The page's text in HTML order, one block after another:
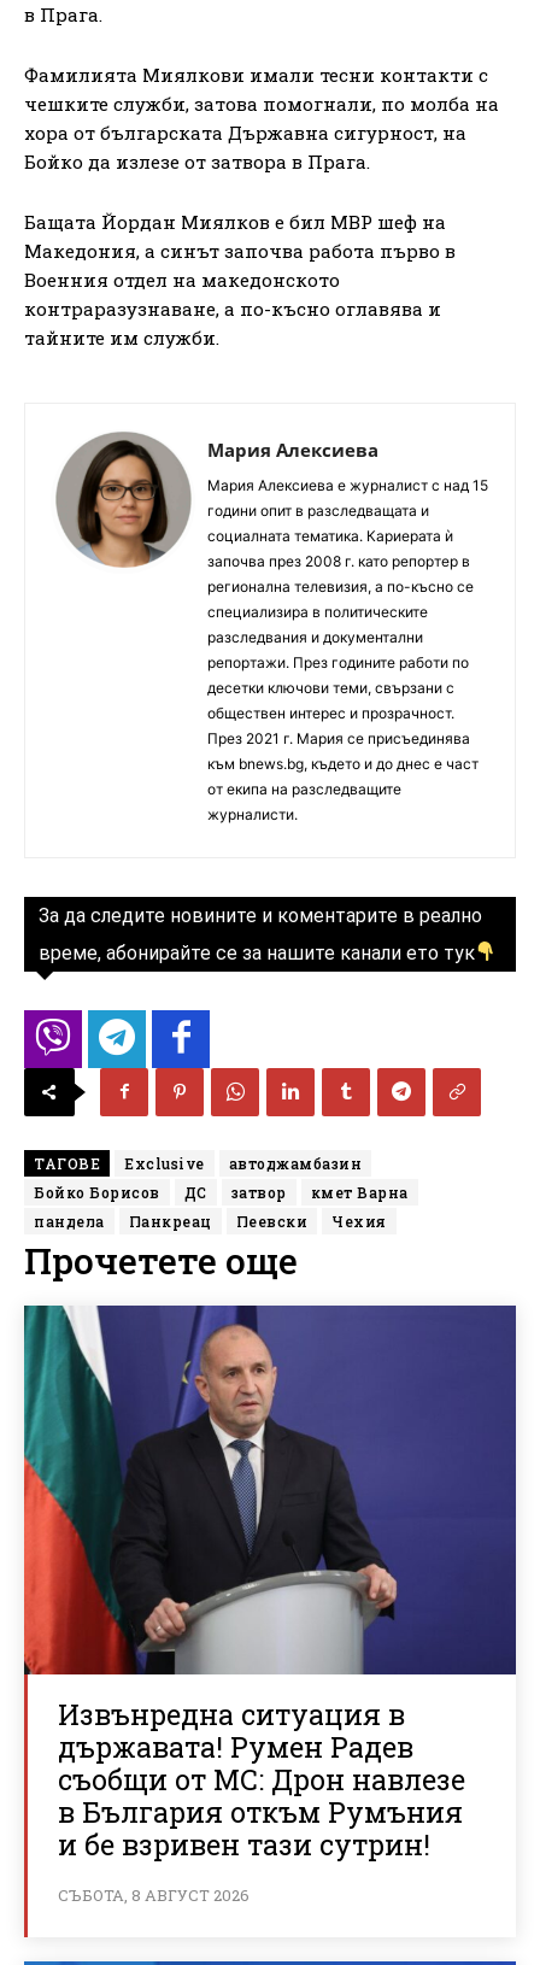
в Прага.
Фамилията Миялкови имали тесни контакти с
чешките служби, затова помогнали, по молба на
хора от българската Държавна сигурност, на
Бойко да излезе от затвора в Прага.
Бащата Йордан Миялков е бил МВР шеф на
Македония, а синът започва работа първо в
Военния отдел на македонското
контраразузнаване, а по-късно оглавява и
тайните им служби.
Мария Алексиева
Мария Алексиева е журналист с над 15
години опит в разследващата и
социалната тематика. Кариерата ѝ
започва през 2008 г. като репортер в
регионална телевизия, а по-късно се
специализира в политическите
разследвания и документални
репортажи. През годините работи по
десетки ключови теми, свързани с
обществен интерес и прозрачност.
През 2021 г. Мария се присъединява
към bnews.bg, където и до днес е част
от екипа на разследващите
журналисти.
За да следите новините и коментарите в реално
време, абонирайте се за нашите канали ето тук
ТАГОВЕ Exclusive
автоджамбазин
Бойко Борисов
ДС затвор
кмет Варна
пандела
Панкреац Пеевски Чехия
Прочетете още
Извънредна ситуация в
държавата! Румен Радев
съобщи от МС: Дрон навлезе
в България откъм Румъния
и бе взривен тази сутрин!
СЪБОТА, 8 АВГУСТ 2026